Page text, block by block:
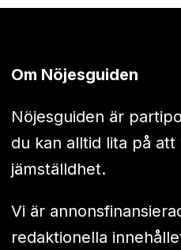
Om Nöjesguiden
Nöjesguiden är
du kan alltid lita på
jämställdhet.
Vi är
redaktionella